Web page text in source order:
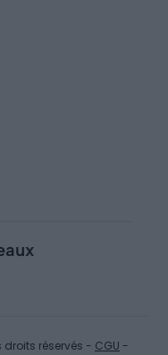
droits réservés - CGU -